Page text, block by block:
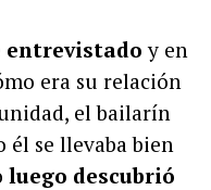
entrevistado y en
era su relación
el bailarín
él se llevaba bien
luego descubrió